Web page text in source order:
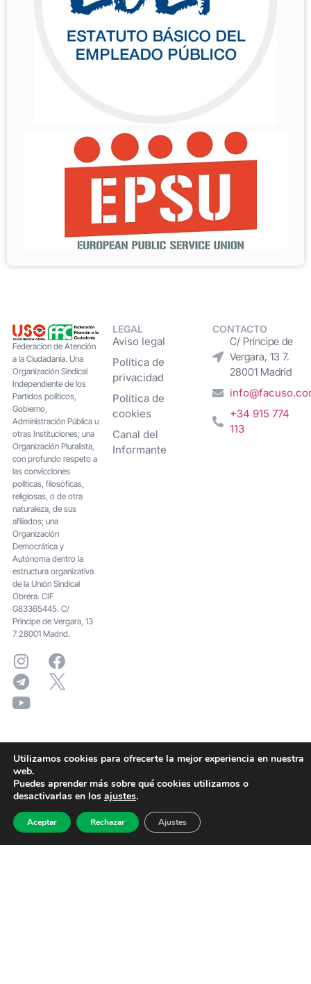
Federacion de Atención
a la Ciudadanía. Una
Organización Sindical
Independiente de los
Partidos políticos,
Gobierno,
Administración Pública u
otras Instituciones; una
Organización Pluralista,
con profundo respeto a
las convicciones
políticas, filosóficas,
religiosas, o de otra
naturaleza, de sus
afiliados; una
Organización
Democrática y
Autónoma dentro la
estructura organizativa
de la Unión Sindical
Obrera. CIF
G83365445. C/
Principe de Vergara, 13
7 28001 Madrid.
LEGAL
Aviso legal
Política de
privacidad
Política de
cookies
Canal del
Informante
CONTACTO
C/ Príncipe de
Vergara, 13 7.
28001 Madrid
+34 915 774
113
Utilizamos cookies para ofrecerte la mejor experiencia en nuestra
web.
Puedes aprender más sobre qué cookies utilizamos o
desactivarlas en los ajustes.
Aceptar Rechazar Ajustes